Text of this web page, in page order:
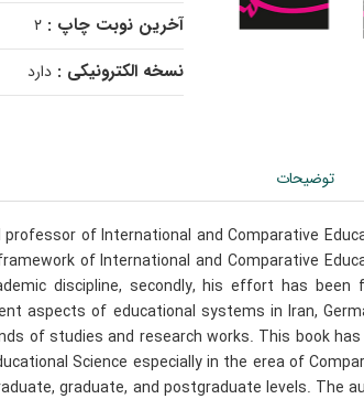
آخرین نوبت چاپ :۲
نسخه الکترونیکی :دارد
توضیحات
of International and Comparative
of International and Comparative
discipline, secondly, his effort has been
aspects of educational systems in Iran,
of studies and research works. This book has
Science especially in the erea of
graduate, and postgraduate levels. The